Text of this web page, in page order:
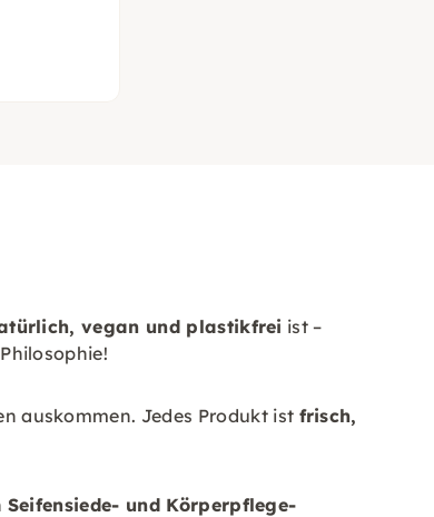
vegan und plastikfrei ist –
auskommen. Jedes Produkt ist frisch,
Seifensiede- und Körperpflege-